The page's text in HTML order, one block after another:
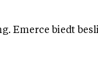
Emerce biedt